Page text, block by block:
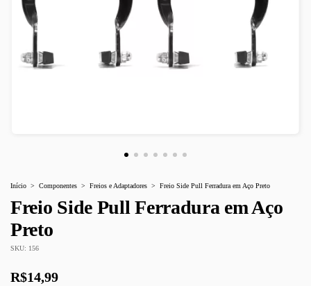
Início > Componentes > Freios e Adaptadores > Freio Side Pull Ferradura em Aço Preto
Freio Side Pull Ferradura em Aço
Preto
SKU: 156
R$14,99